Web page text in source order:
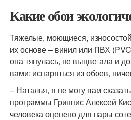
Какие обои
Тяжелые, моющиеся,
их основе – винил или ПВХ
она тянулась, не выцветала и
вами: испаряться из обоев,
– Наталья, я не могу вам
программы Гринпис Алексей
человека оценено для пары